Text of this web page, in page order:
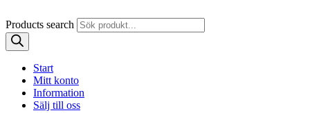
Products search
Start
Mitt konto
Information
Sälj till oss